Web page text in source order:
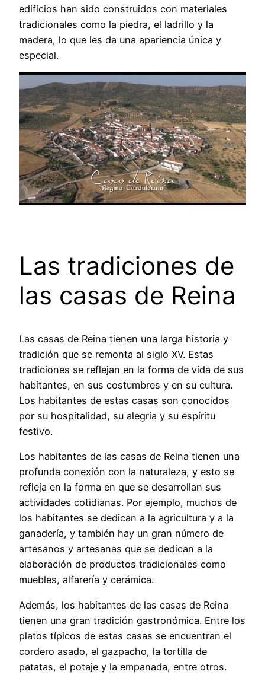
edificios han sido construidos con materiales
tradicionales como la piedra, el ladrillo y la
madera, lo que les da una apariencia única y
especial.
Las tradiciones de
las casas de Reina
Las casas de Reina tienen una larga historia y
tradición que se remonta al siglo XV. Estas
tradiciones se reflejan en la forma de vida de sus
habitantes, en sus costumbres y en su cultura.
Los habitantes de estas casas son conocidos
por su hospitalidad, su alegría y su espíritu
festivo.
Los habitantes de las casas de Reina tienen una
profunda conexión con la naturaleza, y esto se
refleja en la forma en que se desarrollan sus
actividades cotidianas. Por ejemplo, muchos de
los habitantes se dedican a la agricultura y a la
ganadería, y también hay un gran número de
artesanos y artesanas que se dedican a la
elaboración de productos tradicionales como
muebles, alfarería y cerámica.
Además, los habitantes de las casas de Reina
tienen una gran tradición gastronómica. Entre los
platos típicos de estas casas se encuentran el
cordero asado, el gazpacho, la tortilla de
patatas, el potaje y la empanada, entre otros.